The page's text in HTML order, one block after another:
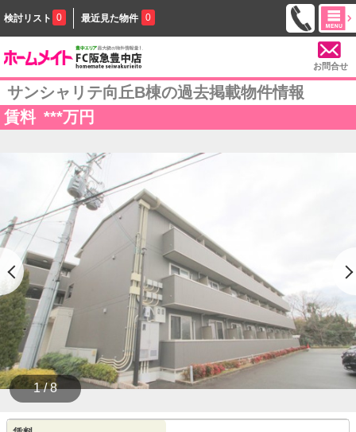
検討リスト 0 最近見た物件 0
お問合せ
サンシャリテ向丘B棟の過去掲載物件情報
賃料 ***万円
1 / 8